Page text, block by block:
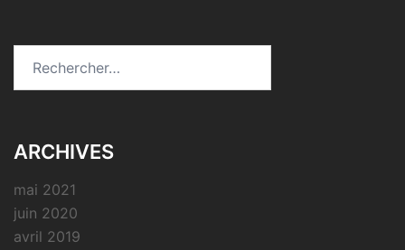
ARCHIVES
mai 2021
juin 2020
avril 2019